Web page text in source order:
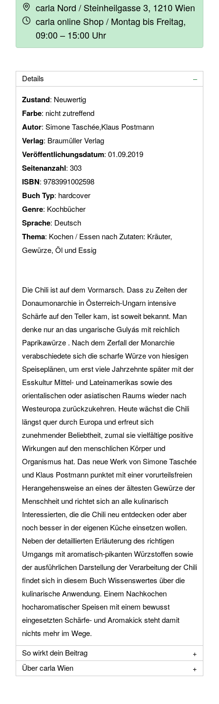
carla Nord / Steinheilgasse 3, 1210 Wien
carla online Shop / Montag bis Freitag,
09:00 – 15:00 Uhr
Details
Zustand: Neuwertig
Farbe: nicht zutreffend
Autor: Simone Taschée,Klaus Postmann
Verlag: Braumüller Verlag
Veröffentlichungsdatum: 01.09.2019
Seitenanzahl: 303
ISBN: 9783991002598
Buch Typ: hardcover
Genre: Kochbücher
Sprache: Deutsch
Thema: Kochen / Essen nach Zutaten: Kräuter,
Gewürze, Öl und Essig
Die Chili ist auf dem Vormarsch. Dass zu Zeiten der
Donaumonarchie in Österreich-Ungarn intensive
Schärfe auf den Teller kam, ist soweit bekannt. Man
denke nur an das ungarische Gulyás mit reichlich
Paprikawürze . Nach dem Zerfall der Monarchie
verabschiedete sich die scharfe Würze von hiesigen
Speiseplänen, um erst viele Jahrzehnte später mit der
Esskultur Mittel- und Lateinamerikas sowie des
orientalischen oder asiatischen Raums wieder nach
Westeuropa zurückzukehren. Heute wächst die Chili
längst quer durch Europa und erfreut sich
zunehmender Beliebtheit, zumal sie vielfältige positive
Wirkungen auf den menschlichen Körper und
Organismus hat. Das neue Werk von Simone Taschée
und Klaus Postmann punktet mit einer vorurteilsfreien
Herangehensweise an eines der ältesten Gewürze der
Menschheit und richtet sich an alle kulinarisch
Interessierten, die die Chili neu entdecken oder aber
noch besser in der eigenen Küche einsetzen wollen.
Neben der detaillierten Erläuterung des richtigen
Umgangs mit aromatisch-pikanten Würzstoffen sowie
der ausführlichen Darstellung der Verarbeitung der Chili
findet sich in diesem Buch Wissenswertes über die
kulinarische Anwendung. Einem Nachkochen
hocharomatischer Speisen mit einem bewusst
eingesetzten Schärfe- und Aromakick steht damit
nichts mehr im Wege.
So wirkt dein Beitrag
Über carla Wien